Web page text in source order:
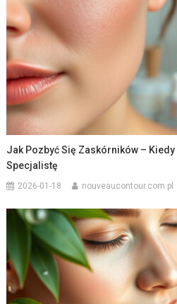
Jak Pozbyć Się Zaskórników –
Specjalistę
2026-01-18 nouveaucontour.com.pl